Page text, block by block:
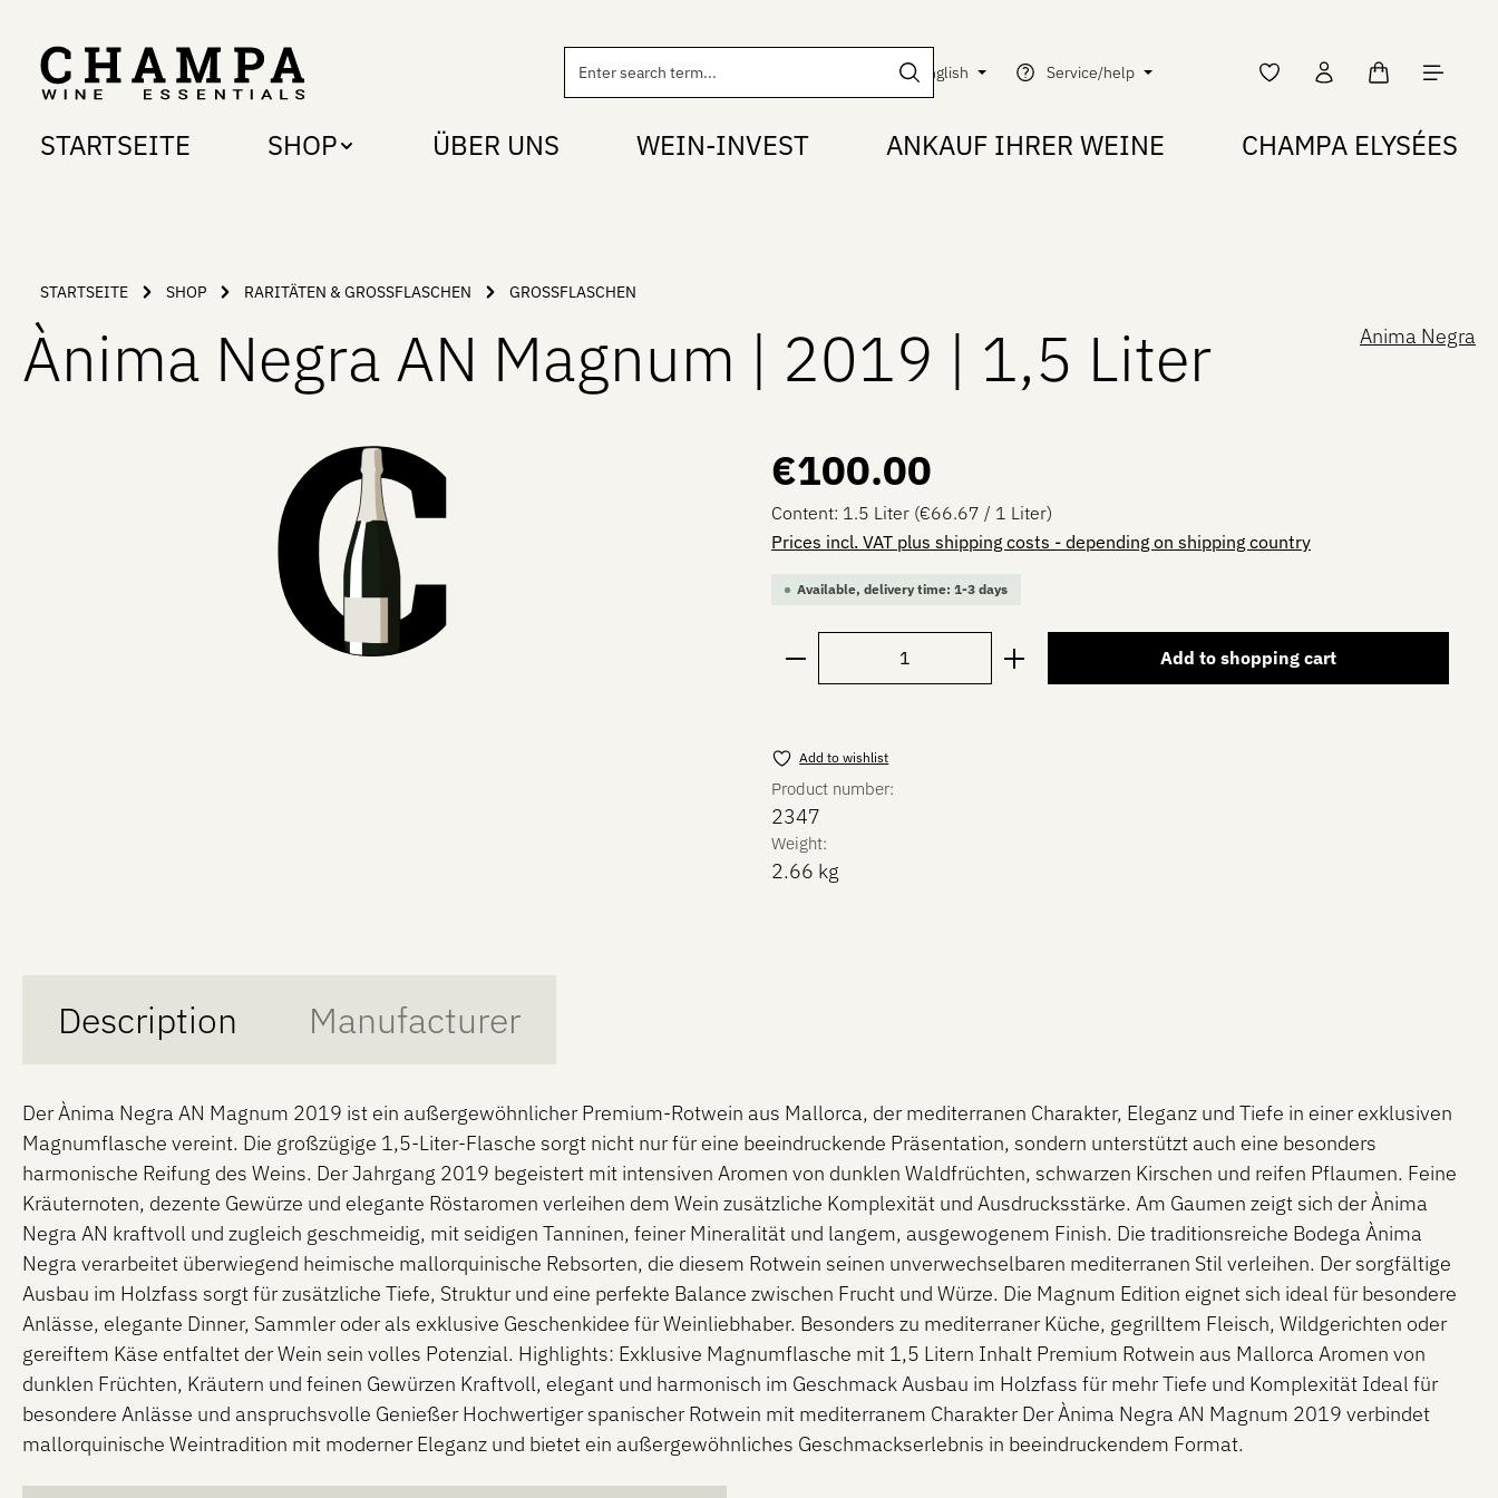
English Service/help Shopping cart
STARTSEITE SHOP ÜBER UNS WEIN-INVEST ANKAUF IHRER WEINE CHAMPA ELYSÉES
STARTSEITE SHOP RARITÄTEN & GROSSFLASCHEN GROSSFLASCHEN
Ànima Negra AN Magnum | 2019 | 1,5 Liter Anima Negra
Regular price:
€100.00
Content: 1.5 Liter (€66.67 / 1 Liter)
Prices incl. VAT plus shipping costs - depending on shipping country
Available, delivery time: 1-3 days
Product Quantity: Enter the desired amount or use the
Add to shopping cart
Add to wishlist
Product number:
2347
Weight:
2.66 kg
Description Manufacturer
Der Ànima Negra AN Magnum 2019 ist ein außergewöhnlicher Premium-Rotwein aus Mallorca, der mediterranen Charakter, Eleganz und Tiefe in einer exklusiven
Magnumflasche vereint. Die großzügige 1,5-Liter-Flasche sorgt nicht nur für eine beeindruckende Präsentation, sondern unterstützt auch eine besonders
harmonische Reifung des Weins. Der Jahrgang 2019 begeistert mit intensiven Aromen von dunklen Waldfrüchten, schwarzen Kirschen und reifen Pflaumen. Feine
Kräuternoten, dezente Gewürze und elegante Röstaromen verleihen dem Wein zusätzliche Komplexität und Ausdrucksstärke. Am Gaumen zeigt sich der Ànima
Negra AN kraftvoll und zugleich geschmeidig, mit seidigen Tanninen, feiner Mineralität und langem, ausgewogenem Finish. Die traditionsreiche Bodega Ànima
Negra verarbeitet überwiegend heimische mallorquinische Rebsorten, die diesem Rotwein seinen unverwechselbaren mediterranen Stil verleihen. Der sorgfältige
Ausbau im Holzfass sorgt für zusätzliche Tiefe, Struktur und eine perfekte Balance zwischen Frucht und Würze. Die Magnum Edition eignet sich ideal für besondere
Anlässe, elegante Dinner, Sammler oder als exklusive Geschenkidee für Weinliebhaber. Besonders zu mediterraner Küche, gegrilltem Fleisch, Wildgerichten oder
gereiftem Käse entfaltet der Wein sein volles Potenzial. Highlights: Exklusive Magnumflasche mit 1,5 Litern Inhalt Premium Rotwein aus Mallorca Aromen von
dunklen Früchten, Kräutern und feinen Gewürzen Kraftvoll, elegant und harmonisch im Geschmack Ausbau im Holzfass für mehr Tiefe und Komplexität Ideal für
besondere Anlässe und anspruchsvolle Genießer Hochwertiger spanischer Rotwein mit mediterranem Charakter Der Ànima Negra AN Magnum 2019 verbindet
mallorquinische Weintradition mit moderner Eleganz und bietet ein außergewöhnliches Geschmackserlebnis in beeindruckendem Format.